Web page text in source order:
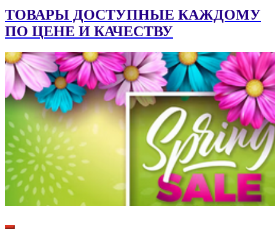
ТОВАРЫ ДОСТУПНЫЕ КАЖДОМУ
ПО ЦЕНЕ И КАЧЕСТВУ